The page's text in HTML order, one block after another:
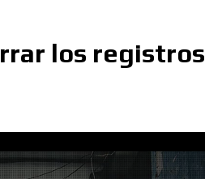
los registros